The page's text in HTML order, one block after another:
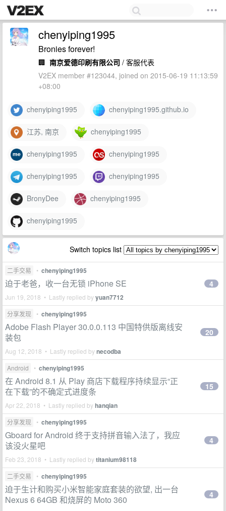
chenyiping1995
Bronies forever!
🏢 南京爱德印刷有限公司 / 客服代表
V2EX member #123044, joined on 2015-06-19 11:13:59
+08:00
chenyiping1995 chenyiping1995.github.io
江苏, 南京 chenyiping1995
chenyiping1995 chenyiping1995
chenyiping1995 chenyiping1995
BronyDee chenyiping1995
chenyiping1995
Switch topics list
二手交易 • chenyiping1995
迫于老爸，收一台无锁 iPhone SE
Jun 19, 2018 • Lastly replied byyuan7712
4
分享发现 • chenyiping1995
Adobe Flash Player 30.0.0.113 中国特供版离线安
装包
Aug 12, 2018 • Lastly replied bynecodba
20
Android • chenyiping1995
在 Android 8.1 从 Play 商店下载程序持续显示“正
在下载”的不确定式进度条
Apr 22, 2018 • Lastly replied byhanqian
15
分享发现 • chenyiping1995
Gboard for Android 终于支持拼音输入法了，我应
该没火星吧
Feb 23, 2018 • Lastly replied bytitanium98118
4
二手交易 • chenyiping1995
迫于生计和购买小米智能家庭套装的欲望, 出一台
Nexus 6 64GB 和烧屏的 Moto 360
4